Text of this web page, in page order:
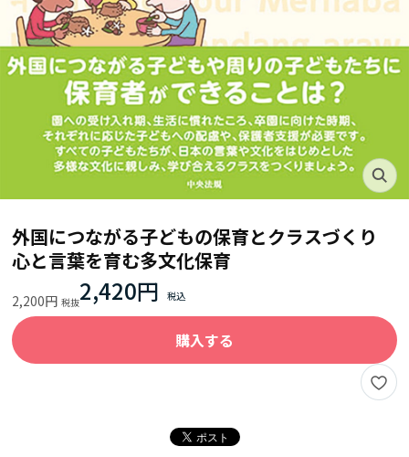
外国につながる子どもの保育とクラスづくり
心と言葉を育む多文化保育
2,200円 2,420円
購入する